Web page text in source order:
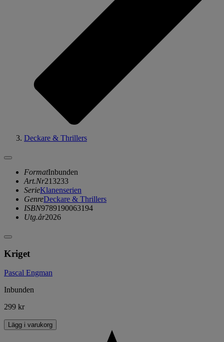
Deckare & Thrillers
FormatInbunden
Art.Nr213233
SerieKlanenserien
GenreDeckare & Thrillers
ISBN9789190063194
Utg.år2026
Kriget
Pascal Engman
Inbunden
299 kr
Lägg i varukorg